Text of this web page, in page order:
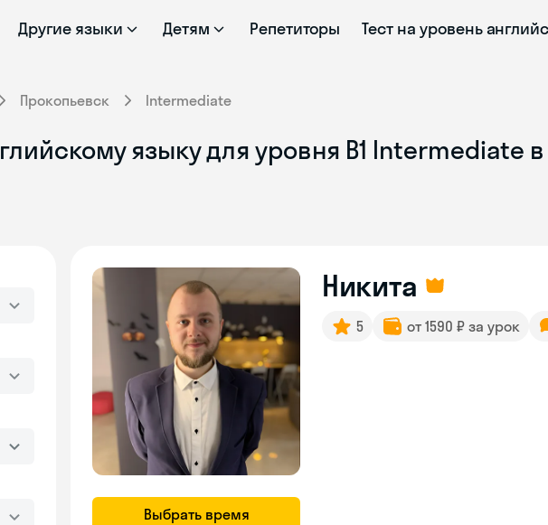
Другие языки Детям Репетиторы Тест на уровень
Прокопьевск Intermediate
языку для уровня B1 Intermediate
Выбрать время
Никита
5 от 1590 ₽ за урок